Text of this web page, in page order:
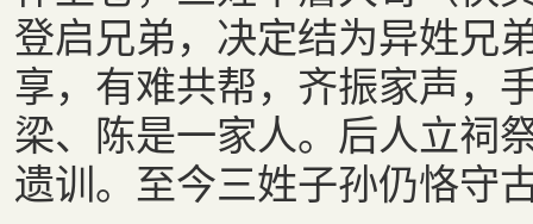
登启兄弟，决定结为异姓兄
享，有难共帮，齐振家声，
梁、陈是一家人。后人立祠
遗训。至今三姓子孙仍恪守